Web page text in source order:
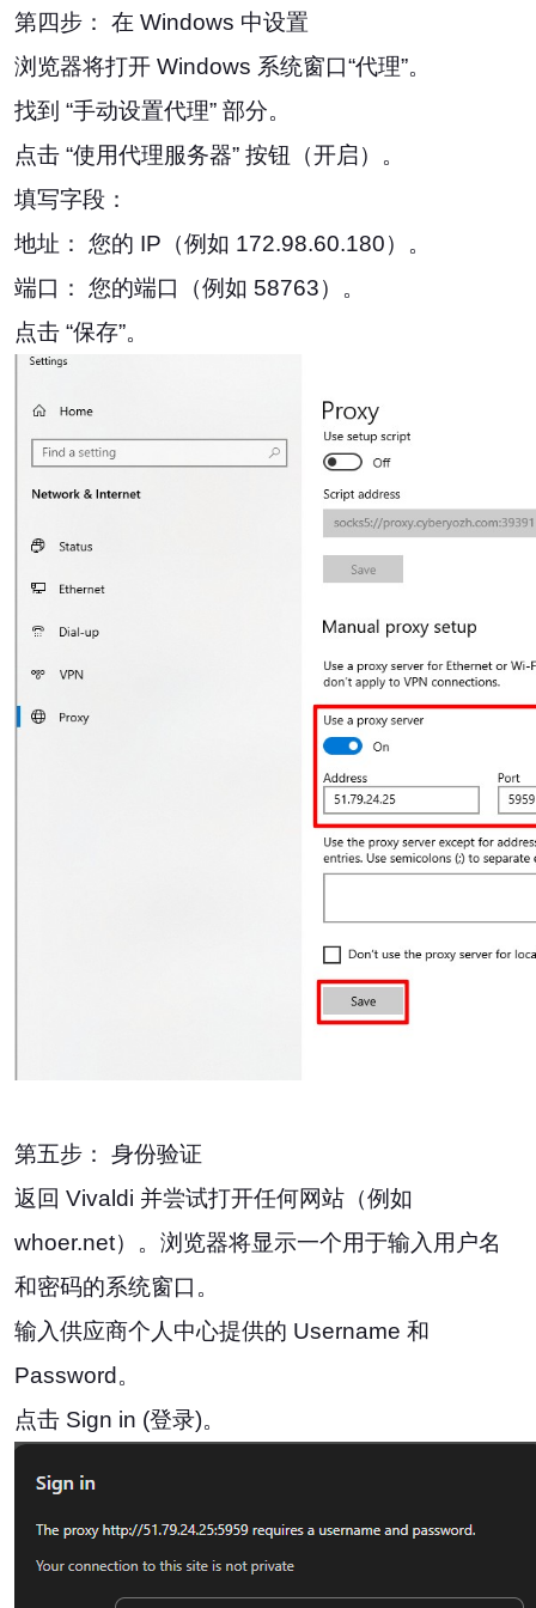
第四步： 在 Windows 中设置
浏览器将打开 Windows 系统窗口“代理”。
找到 “手动设置代理” 部分。
点击 “使用代理服务器” 按钮（开启）。
填写字段：
地址： 您的 IP（例如 172.98.60.180）。
端口： 您的端口（例如 58763）。
点击 “保存”。
第五步： 身份验证
返回 Vivaldi 并尝试打开任何网站（例如
whoer.net）。浏览器将显示一个用于输入用户名
和密码的系统窗口。
输入供应商个人中心提供的 Username 和
Password。
点击 Sign in (登录)。